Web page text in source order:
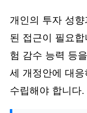
개인의 투자 성
된 접근이 필요
험 감수 능력 등
세 개정안에 대
수립해야 합니다.